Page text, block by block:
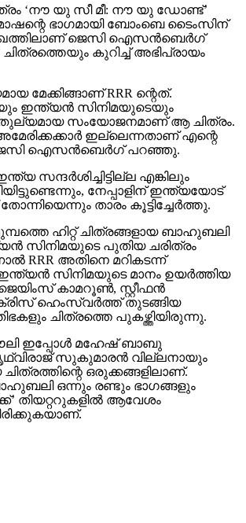
ജെസി ഐസന്‍ബെര്‍ഗ്
കുറിച്ച് അഭിപ്രായം
മേക്കിങ്ങാണ് RRR ന്റെത്.
ഇന്ത്യന്‍ സിനിമയുടെയും
സംയോജനമാണ് ആ ചിത്രം.
ഇല്ലെന്നതാണ് എന്റെ
ജെസി ഐസന്‍ബെര്‍ഗ് പറഞ്ഞു.
സന്ദര്‍ശിച്ചിട്ടില്ല എങ്കിലും
നേപ്പാളിന് ഇന്ത്യയോട്
താരം കൂട്ടിച്ചേര്‍ത്തു.
ഹിറ്റ് ചിത്രങ്ങളായ ബാഹുബലി
സിനിമയുടെ പുതിയ ചരിത്രം
RRR അതിനെ മറികടന്ന്
സിനിമയുടെ മാനം ഉയര്‍ത്തിയ
ജെയിംസ് കാമറൂണ്‍, സ്റ്റീഫന്‍
ഹെംസ്വര്‍ത്ത് തുടങ്ങിയ
ചിത്രത്തെ പുകഴ്ത്തിയിരുന്നു.
ഇപ്പോള്‍ മഹേഷ് ബാബു
സുകുമാരന്‍ വില്ലനായും
ഒരുക്കങ്ങളിലാണ്.
ഒന്നും രണ്ടും ഭാഗങ്ങളും
തിയറ്ററുകളില്‍ ആവേശം